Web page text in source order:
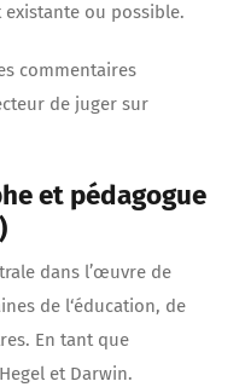
ou possible.
commentaires
de juger sur
et pédagogue
dans l’œuvre de
de l‘éducation, de
En tant que
et Darwin.